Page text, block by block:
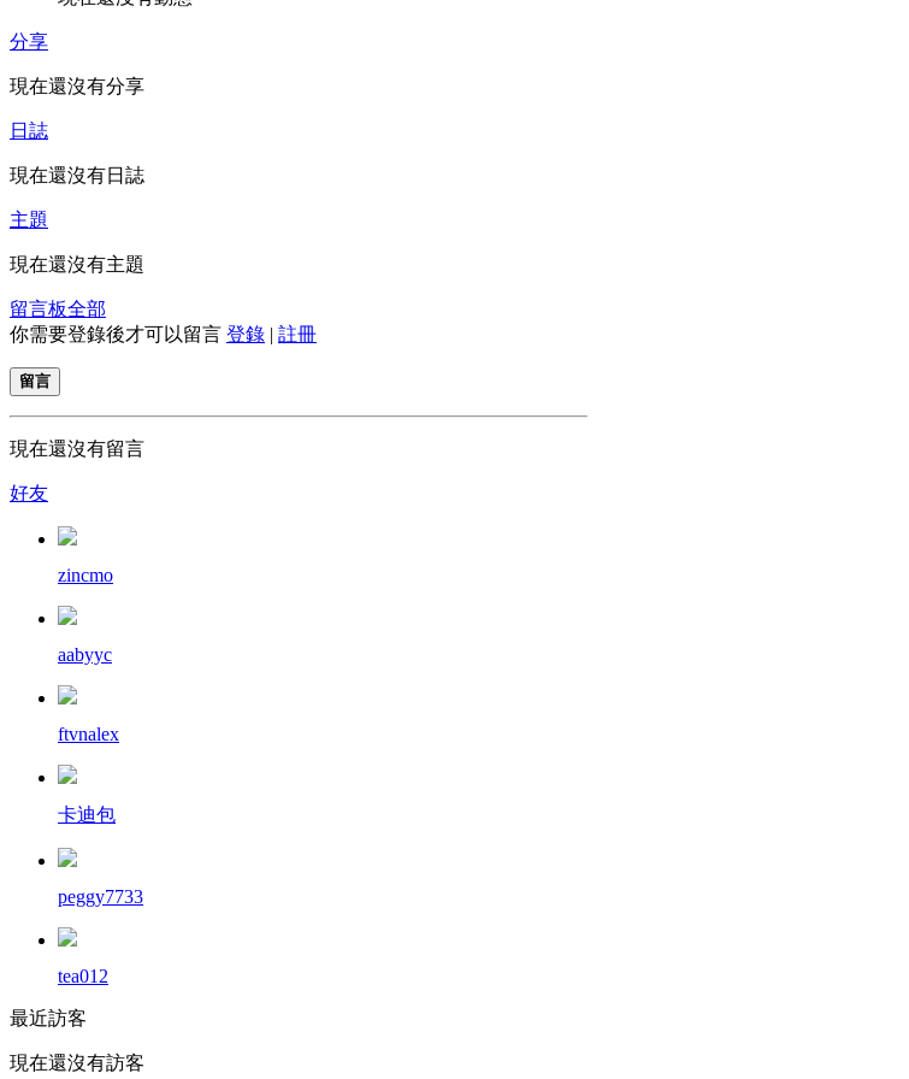
分享
現在還沒有分享
日誌
現在還沒有日誌
主題
現在還沒有主題
留言板全部
你需要登錄後才可以留言 登錄 | 註冊
留言
現在還沒有留言
好友
zincmo
aabyyc
ftvnalex
卡迪包
peggy7733
tea012
最近訪客
現在還沒有訪客